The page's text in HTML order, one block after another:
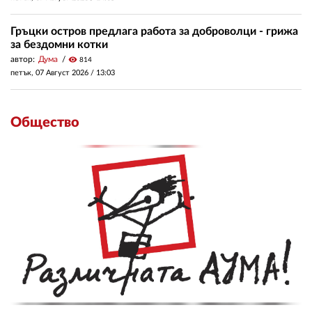
Гръцки остров предлага работа за доброволци - грижа
за бездомни котки
автор: Дума visibility 814
петък, 07 Август 2026 / 13:03
Общество